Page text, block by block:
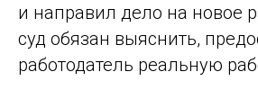
и направил дело на новое
суд обязан выяснить,
работодатель реальную